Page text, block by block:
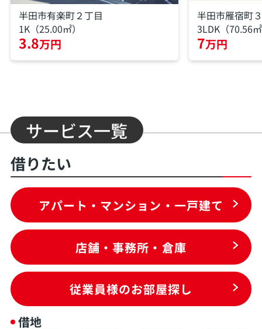
半田市有楽町２丁目
1K（25.00㎡）
3.8万円
半田市雁宿町
3LDK（70.56
7万円
サービス一覧
借りたい
アパート・マンション・一戸建て
店舗・事務所・倉庫
従業員様のお部屋探し
借地